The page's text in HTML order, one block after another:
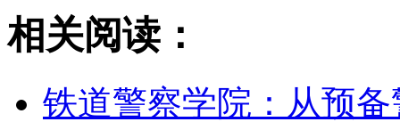
相关阅读：
铁道警察学院：从预